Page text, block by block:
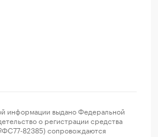
информации выдано Федеральной
о регистрации средства
82385) сопровождаются